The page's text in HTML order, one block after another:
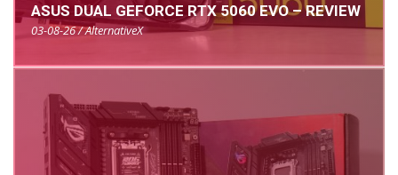
ASUS DUAL GEFORCE RTX 5060 EVO – REVIEW
03-08-26 / AlternativeX